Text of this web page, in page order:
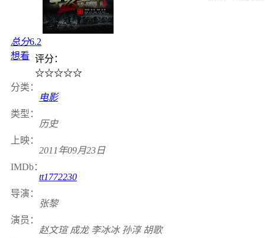
总分6.2
想看 评分：
☆☆☆☆☆
分类：
电影
类型：
历史
上映：
2011年09月23日
IMDb：
tt1772230
导演：
张黎
演员：
赵文瑄 成龙 李冰冰 孙淳 胡歌